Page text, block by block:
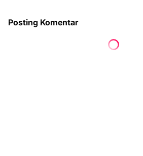
Posting Komentar